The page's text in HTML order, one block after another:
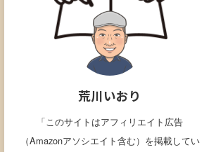
荒川いおり
「このサイトはアフィリエイト広告
（Amazonアソシエイト含む）を掲載してい